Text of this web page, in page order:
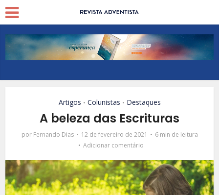
Artigos • Colunistas • Destaques
A beleza das Escrituras
por Fernando Dias 12 de fevereiro de 2021
6 min de leitura
Adicionar comentário